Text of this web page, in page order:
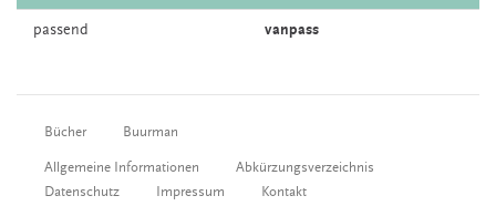
passend vanpass
Bücher Buurman
Allgemeine Informationen
Abkürzungsverzeichnis
Datenschutz
Impressum Kontakt